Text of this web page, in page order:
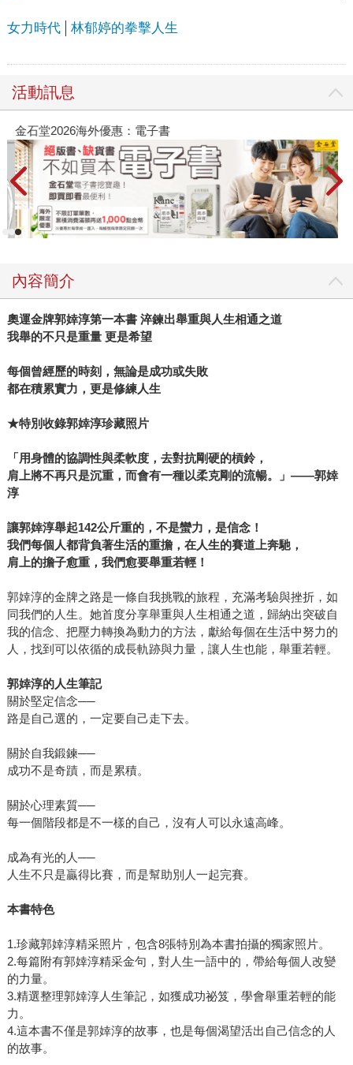
女力時代 林郁婷的拳擊人生
活動訊息
金石堂2026海外優惠：電子書
內容簡介
奧運金牌郭婞淳第一本書 淬鍊出舉重與人生相通之道
我舉的不只是重量 更是希望
每個曾經歷的時刻，無論是成功或失敗
都在積累實力，更是修練人生
★特別收錄郭婞淳珍藏照片
「用身體的協調性與柔軟度，去對抗剛硬的槓鈴，
肩上將不再只是沉重，而會有一種以柔克剛的流暢。」――郭婞
淳
讓郭婞淳舉起142公斤重的，不是蠻力，是信念！
我們每個人都背負著生活的重擔，在人生的賽道上奔馳，
肩上的擔子愈重，我們愈要舉重若輕！
郭婞淳的金牌之路是一條自我挑戰的旅程，充滿考驗與挫折，如
同我們的人生。她首度分享舉重與人生相通之道，歸納出突破自
我的信念、把壓力轉換為動力的方法，獻給每個在生活中努力的
人，找到可以依循的成長軌跡與力量，讓人生也能，舉重若輕。
郭婞淳的人生筆記
關於堅定信念──
路是自己選的，一定要自己走下去。
關於自我鍛鍊──
成功不是奇蹟，而是累積。
關於心理素質──
每一個階段都是不一樣的自己，沒有人可以永遠高峰。
成為有光的人──
人生不只是贏得比賽，而是幫助別人一起完賽。
本書特色
1.珍藏郭婞淳精采照片，包含8張特別為本書拍攝的獨家照片。
2.每篇附有郭婞淳精采金句，對人生一語中的，帶給每個人改變
的力量。
3.精選整理郭婞淳人生筆記，如獲成功祕笈，學會舉重若輕的能
力。
4.這本書不僅是郭婞淳的故事，也是每個渴望活出自己信念的人
的故事。